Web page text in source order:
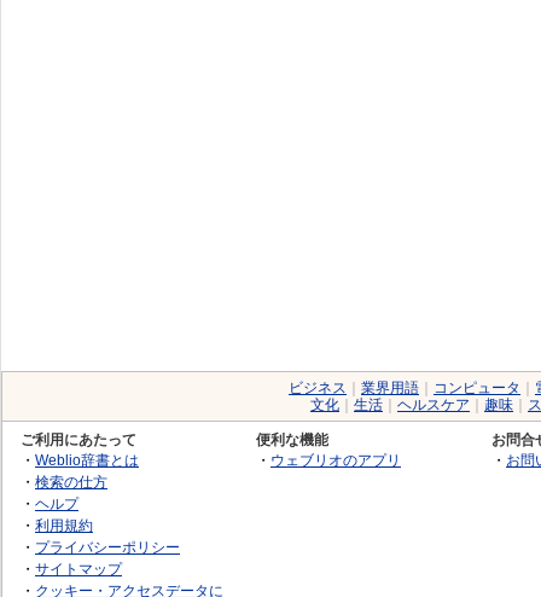
ビジネス 業界用語 コンピュータ
文化
生活 ヘルスケア 趣味
ご利用にあたって
・ Weblio辞書とは
・ 検索の仕方
・ ヘルプ
・ 利用規約
・ プライバシーポリシー
・ サイトマップ
・ クッキー・アクセスデータに
便利な機能
・ ウェブリオのアプリ
お問合
・ お問